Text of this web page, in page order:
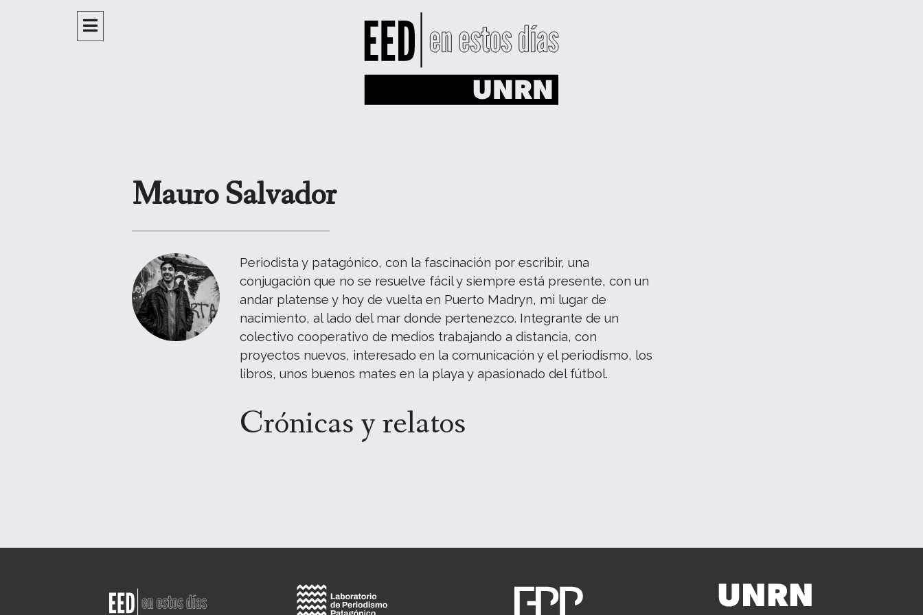
Mauro Salvador
Periodista y patagónico, con la fascinación por escribir, una
conjugación que no se resuelve fácil y siempre está presente, con un
andar platense y hoy de vuelta en Puerto Madryn, mi lugar de
nacimiento, al lado del mar donde pertenezco. Integrante de un
colectivo cooperativo de medios trabajando a distancia, con
proyectos nuevos, interesado en la comunicación y el periodismo, los
libros, unos buenos mates en la playa y apasionado del fútbol.
Crónicas y relatos